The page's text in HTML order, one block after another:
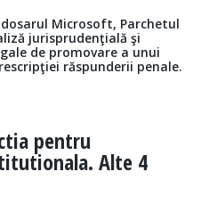
dosarul Microsoft, Parchetul
jurisprudenţială şi
de promovare a unui
răspunderii penale.
pentru
Alte 4